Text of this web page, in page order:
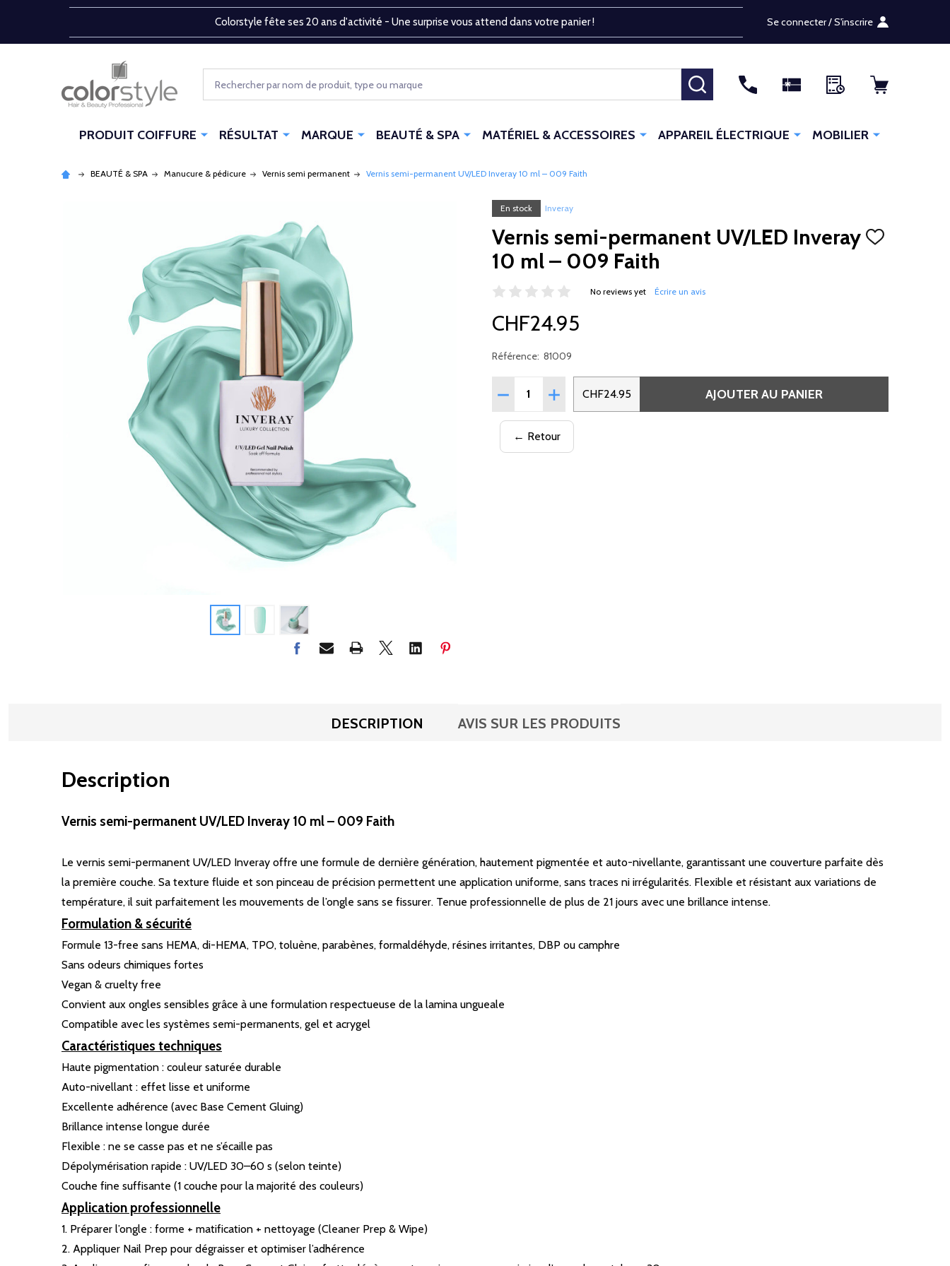
Colorstyle fête ses 20 ans d'activité - Une surprise vous attend dans votre panier ! Se connecter / S'inscrire
RECHERCHER
PRODUIT COIFFURE RÉSULTAT MARQUE BEAUTÉ & SPA MATÉRIEL & ACCESSOIRES APPAREIL ÉLECTRIQUE MOBILIER
BEAUTÉ & SPA Manucure & pédicure Vernis semi permanent Vernis semi-permanent UV/LED Inveray 10 ml – 009 Faith
En stock Inveray
Vernis semi-permanent UV/LED Inveray
10 ml – 009 Faith
AJOUTER
No reviews yet Écrire un avis
CHF24.95
Référence: 81009
Quantité:
RÉDUIRE LA QUANTITÉ DE VERNIS SEMI-PERMANENT UV/LED INVERAY 10 ML – 009
AUGMENTER LA QUANTITÉ DE VERNIS SEMI-PERMANENT UV/LED INVERAY
CHF24.95 AJOUTER AU PANIER
← Retour
DESCRIPTION AVIS SUR LES PRODUITS
Description
Vernis semi-permanent UV/LED Inveray 10 ml – 009 Faith
Le vernis semi-permanent UV/LED Inveray offre une formule de dernière génération, hautement pigmentée et auto-nivellante, garantissant une couverture parfaite dès
la première couche. Sa texture fluide et son pinceau de précision permettent une application uniforme, sans traces ni irrégularités. Flexible et résistant aux variations de
température, il suit parfaitement les mouvements de l’ongle sans se fissurer. Tenue professionnelle de plus de 21 jours avec une brillance intense.
Formulation & sécurité
Formule 13-free sans HEMA, di-HEMA, TPO, toluène, parabènes, formaldéhyde, résines irritantes, DBP ou camphre
Sans odeurs chimiques fortes
Vegan & cruelty free
Convient aux ongles sensibles grâce à une formulation respectueuse de la lamina ungueale
Compatible avec les systèmes semi-permanents, gel et acrygel
Caractéristiques techniques
Haute pigmentation : couleur saturée durable
Auto-nivellant : effet lisse et uniforme
Excellente adhérence (avec Base Cement Gluing)
Brillance intense longue durée
Flexible : ne se casse pas et ne s’écaille pas
Dépolymérisation rapide : UV/LED 30–60 s (selon teinte)
Couche fine suffisante (1 couche pour la majorité des couleurs)
Application professionnelle
1. Préparer l’ongle : forme + matification + nettoyage (Cleaner Prep & Wipe)
2. Appliquer Nail Prep pour dégraisser et optimiser l’adhérence